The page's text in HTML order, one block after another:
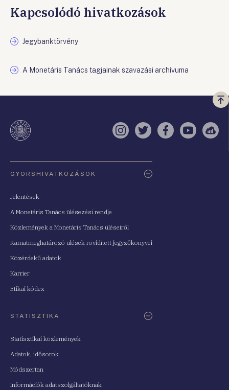
Kapcsolódó hivatkozások
Jegybanktörvény
A Monetáris Tanács tagjainak szavazási archívuma
a
Instagram
TwitterFacebook
YouTube
GYORSHIVATKOZÁSOK
Jelentések
A Monetáris Tanács ülésezési rendje
Közlemények a Monetáris Tanács üléseiről
Kamatmeghatározó ülések rövidített jegyzőkönyvei
Közérdekű adatok
Karrier
Etikai kódex
STATISZTIKA
Statisztikai közlemények
Adatok, idősorok
Módszertan
Információk adatszolgáltatóknak